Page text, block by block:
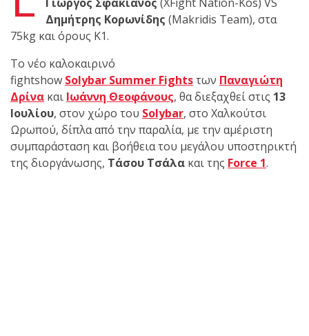
Ιωάννη
Θεοφάνους
Sejoy Hellas.
Οι αθλητές
του Fight
Club Galatsi
Δημήτρης Κορωνίδης (Makridis Team), στα
75kg και όρους Κ1.
Το νέο καλοκαιρινό
fightshow Solybar Summer Fightsτων Παναγιώτη
Δρίνα και Ιωάννη Θεοφάνους, θα διεξαχθεί στις 13
Ιουλίου, στον χώρο του Solybar, στο Χαλκούτσι
Ωρωπού, δίπλα από την παραλία, με την αμέριστη
συμπαράσταση και βοήθεια του μεγάλου υποστηρικτή
της διοργάνωσης, Τάσου Τσάλα και της Force 1.